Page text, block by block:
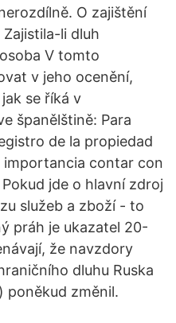
O zajištění
li dluh
V tomto
v jeho ocenění,
se říká v
španělštině: Para
de la propiedad
importancia contar con
jde o hlavní zdroj
služeb a zboží - to
práh je ukazatel 20-
že navzdory
dluhu Ruska
poněkud změnil.